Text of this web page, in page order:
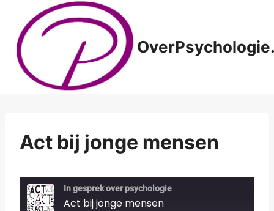
Doorgaan
inhoud
Act bij jonge mensen
In gesprek over psychologie
Act bij jonge mensen